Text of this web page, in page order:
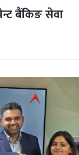
बैंकिङ सेवा